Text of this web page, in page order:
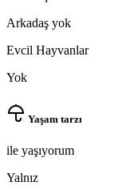
Arkadaş yok
Evcil Hayvanlar
Yok
Yaşam tarzı
ile yaşıyorum
Yalnız